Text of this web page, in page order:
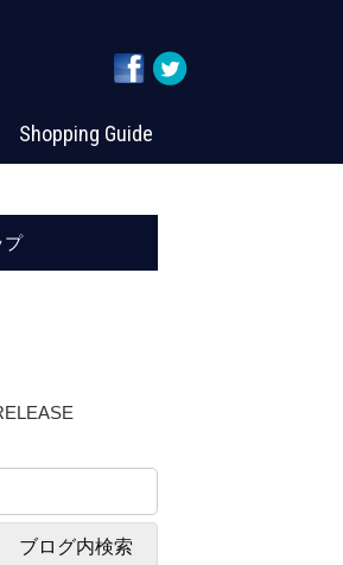
Shopping Guide
プ